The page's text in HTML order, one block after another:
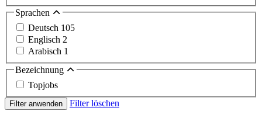
Sprachen
Deutsch 105
Englisch 2
Arabisch 1
Bezeichnung
Topjobs
Filter anwenden Filter löschen